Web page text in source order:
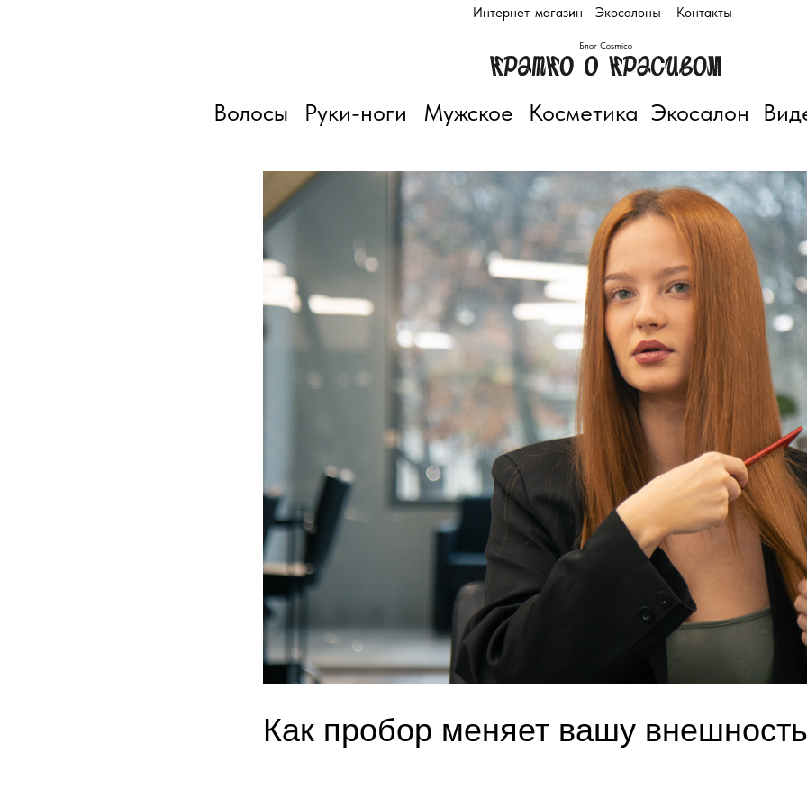
Интернет-магазин Экосалоны Контакты
Блог Cosmico
Мужское Экосалон
Руки-ноги
Волосы Косметика
Как пробор меняет вашу внешность